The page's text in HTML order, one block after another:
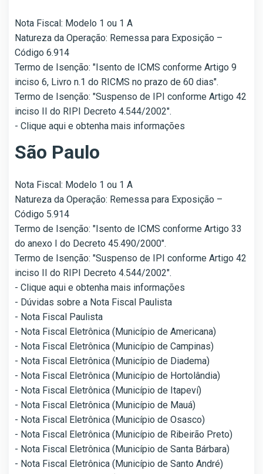
Nota Fiscal: Modelo 1 ou 1 A
Natureza da Operação: Remessa para Exposição –
Código 6.914
Termo de Isenção: "Isento de ICMS conforme Artigo 9
inciso 6, Livro n.1 do RICMS no prazo de 60 dias".
Termo de Isenção: "Suspenso de IPI conforme Artigo 42
inciso II do RIPI Decreto 4.544/2002".
- Clique aqui e obtenha mais informações
São Paulo
Nota Fiscal: Modelo 1 ou 1 A
Natureza da Operação: Remessa para Exposição –
Código 5.914
Termo de Isenção: "Isento de ICMS conforme Artigo 33
do anexo I do Decreto 45.490/2000".
Termo de Isenção: "Suspenso de IPI conforme Artigo 42
inciso II do RIPI Decreto 4.544/2002".
- Clique aqui e obtenha mais informações
- Dúvidas sobre a Nota Fiscal Paulista
- Nota Fiscal Paulista
- Nota Fiscal Eletrônica (Município de Americana)
- Nota Fiscal Eletrônica (Município de Campinas)
- Nota Fiscal Eletrônica (Município de Diadema)
- Nota Fiscal Eletrônica (Município de Hortolândia)
- Nota Fiscal Eletrônica (Município de Itapeví)
- Nota Fiscal Eletrônica (Município de Mauá)
- Nota Fiscal Eletrônica (Município de Osasco)
- Nota Fiscal Eletrônica (Município de Ribeirão Preto)
- Nota Fiscal Eletrônica (Município de Santa Bárbara)
- Nota Fiscal Eletrônica (Município de Santo André)